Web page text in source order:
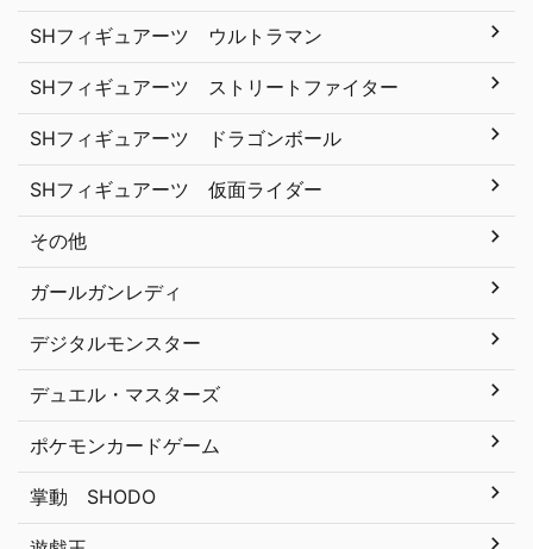
SHフィギュアーツ ウルトラマン
SHフィギュアーツ ストリートファイター
SHフィギュアーツ ドラゴンボール
SHフィギュアーツ 仮面ライダー
その他
ガールガンレディ
デジタルモンスター
デュエル・マスターズ
ポケモンカードゲーム
掌動 SHODO